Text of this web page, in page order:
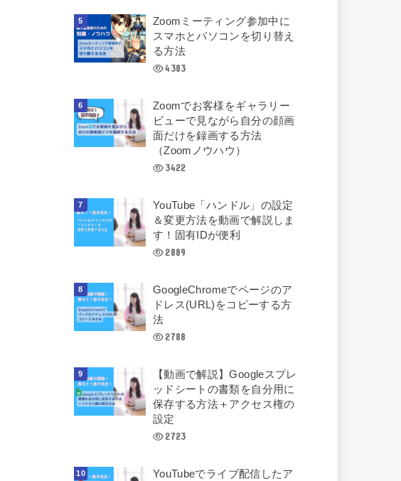
Zoomミーティング参加中に
スマホとパソコンを切り替え
る方法
4383
Zoomでお客様をギャラリー
ビューで見ながら自分の顔画
面だけを録画する方法
（Zoomノウハウ）
3422
YouTube「ハンドル」の設定
＆変更方法を動画で解説しま
す！固有IDが便利
2889
GoogleChromeでページのア
ドレス(URL)をコピーする方
法
2788
【動画で解説】Googleスプレ
ッドシートの書類を自分用に
保存する方法＋アクセス権の
設定
2723
YouTubeでライブ配信したア